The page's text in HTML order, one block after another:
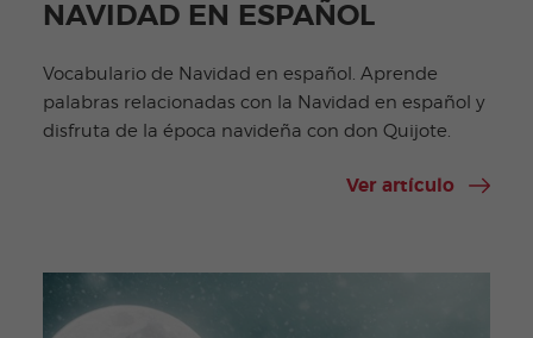
NAVIDAD EN ESPAÑOL
Vocabulario de Navidad en español. Aprende
palabras relacionadas con la Navidad en español y
disfruta de la época navideña con don Quijote.
Ver artículo